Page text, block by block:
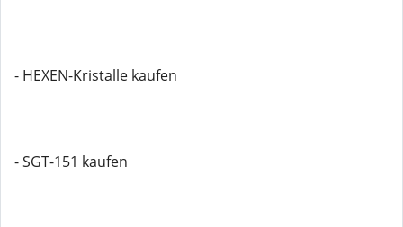
- HEXEN-Kristalle kaufen
- SGT-151 kaufen